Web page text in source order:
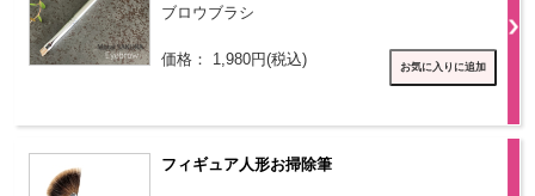
ブロウブラシ
価格： 1,980円(税込)
フィギュア人形お掃除筆